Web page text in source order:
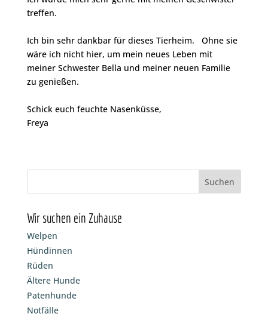
treffen.
Ich bin sehr dankbar für dieses Tierheim. Ohne sie
wäre ich nicht hier, um mein neues Leben mit
meiner Schwester Bella und meiner neuen Familie
zu genießen.
Schick euch feuchte Nasenküsse,
Freya
Wir suchen ein Zuhause
Welpen
Hündinnen
Rüden
Ältere Hunde
Patenhunde
Notfälle